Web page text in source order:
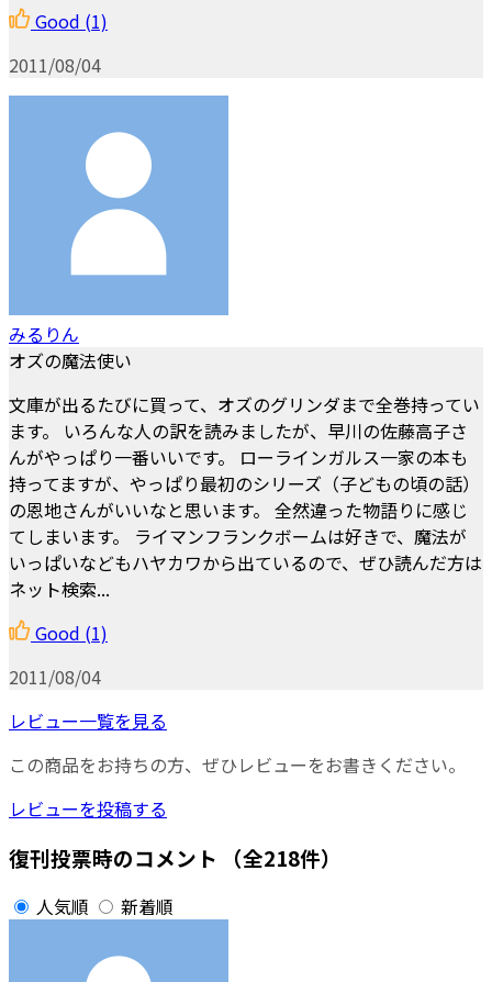
Good (1)
2011/08/04
みるりん
オズの魔法使い
文庫が出るたびに買って、オズのグリンダまで全巻持ってい
ます。 いろんな人の訳を読みましたが、早川の佐藤高子さ
んがやっぱり一番いいです。 ローラインガルス一家の本も
持ってますが、やっぱり最初のシリーズ（子どもの頃の話）
の恩地さんがいいなと思います。 全然違った物語りに感じ
てしまいます。 ライマンフランクボームは好きで、魔法が
いっぱいなどもハヤカワから出ているので、ぜひ読んだ方は
ネット検索...
Good (1)
2011/08/04
レビュー一覧を見る
この商品をお持ちの方、ぜひレビューをお書きください。
レビューを投稿する
復刊投票時のコメント （全218件）
人気順 新着順